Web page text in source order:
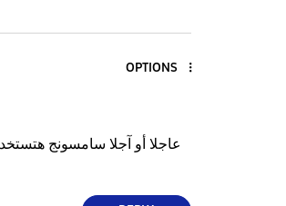
OPTIONS
عاجلا أو آجلا سامسونج